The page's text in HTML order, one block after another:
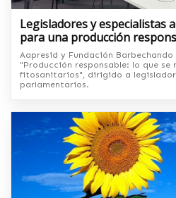
Legisladores y especialistas
para una producción
Aapresid y Fundación
"Producción responsable: lo que se
fitosanitarios", dirigido a
parlamentarios.